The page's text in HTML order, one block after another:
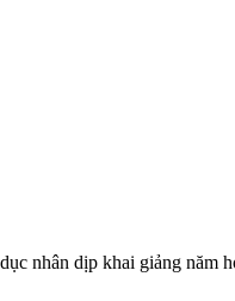
nhân dịp khai giảng năm